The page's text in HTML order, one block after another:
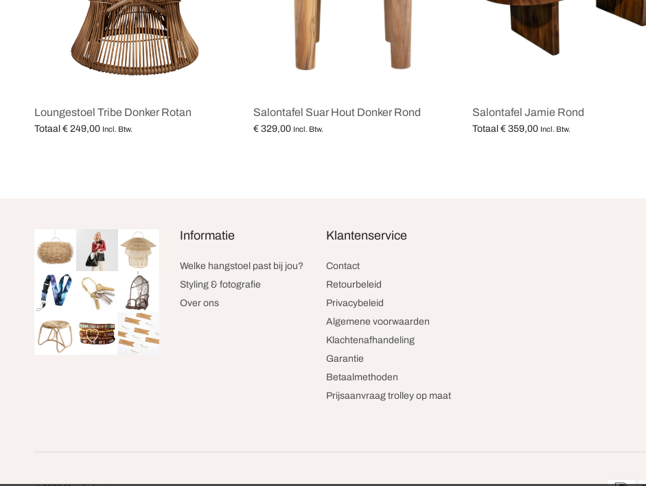
Loungestoel Tribe Donker Rotan
Totaal € 249,00 Incl. Btw.
Salontafel Suar Hout Donker Rond
€ 329,00 Incl. Btw.
Salontafel Jamie Rond
Totaal € 359,00 Incl. Btw.
Informatie
Welke hangstoel past bij jou?
Styling & fotografie
Over ons
Klantenservice
Contact
Retourbeleid
Privacybeleid
Algemene voorwaarden
Klachtenafhandeling
Garantie
Betaalmethoden
Prijsaanvraag trolley op maat